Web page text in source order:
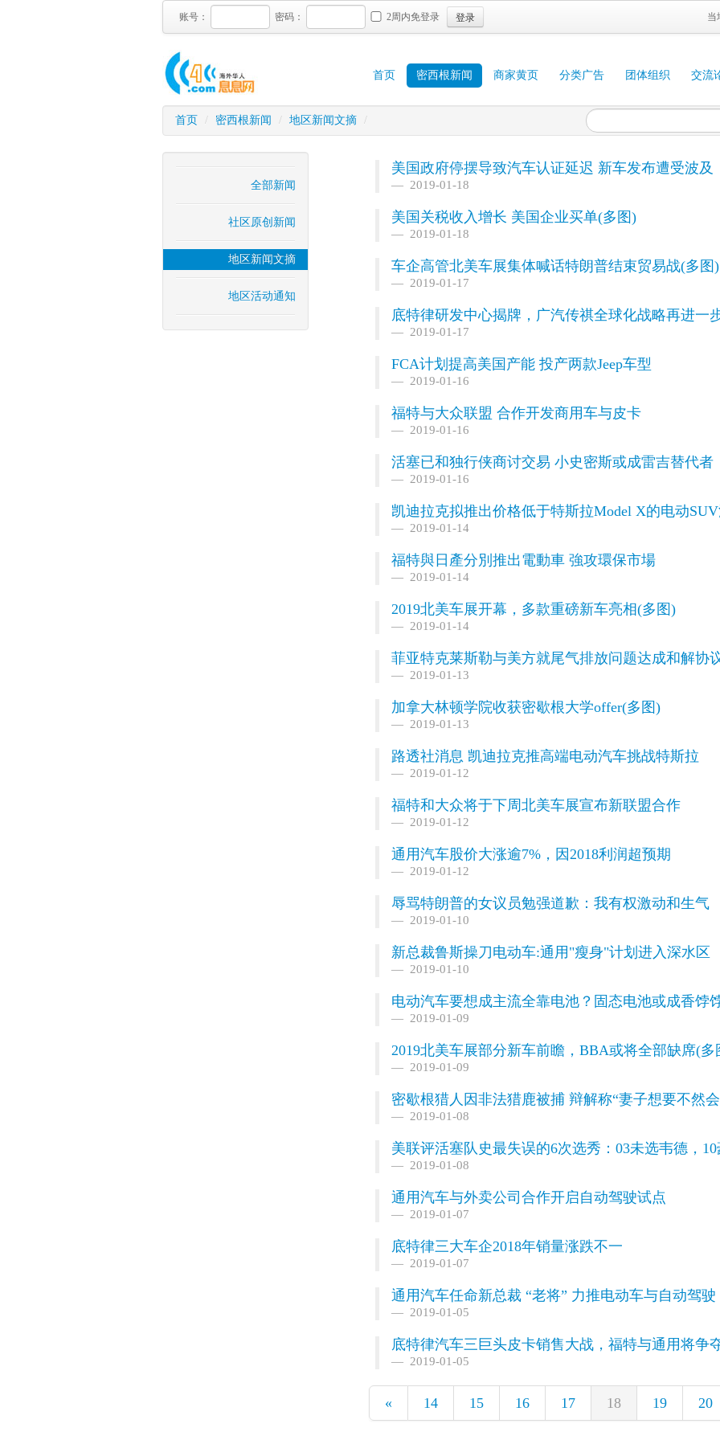
账号： 密码： 2周内免登录 登录 当
首页 密西根新闻 商家黄页 分类广告 团体组织 交流
首页 / 密西根新闻 / 地区新闻文摘 /
全部新闻
社区原创新闻
地区新闻文摘
地区活动通知
美国政府停摆导致汽车认证延迟 新车发布遭受波及
2019-01-18
美国关税收入增长 美国企业买单(多图)
2019-01-18
车企高管北美车展集体喊话特朗普结束贸易战(多图)
2019-01-17
底特律研发中心揭牌，广汽传祺全球化战略再进一
2019-01-17
FCA计划提高美国产能 投产两款Jeep车型
2019-01-16
福特与大众联盟 合作开发商用车与皮卡
2019-01-16
活塞已和独行侠商讨交易 小史密斯或成雷吉替代者
2019-01-16
凯迪拉克拟推出价格低于特斯拉Model X的电动
2019-01-14
福特與日產分別推出電動車 強攻環保市場
2019-01-14
2019北美车展开幕，多款重磅新车亮相(多图)
2019-01-14
菲亚特克莱斯勒与美方就尾气排放问题达成和解协
2019-01-13
加拿大林顿学院收获密歇根大学offer(多图)
2019-01-13
路透社消息 凯迪拉克推高端电动汽车挑战特斯拉
2019-01-12
福特和大众将于下周北美车展宣布新联盟合作
2019-01-12
通用汽车股价大涨逾7%，因2018利润超预期
2019-01-12
辱骂特朗普的女议员勉强道歉：我有权激动和生气
2019-01-10
新总裁鲁斯操刀电动车:通用"瘦身"计划进入深水区
2019-01-10
电动汽车要想成主流全靠电池？固态电池或成香饽
2019-01-09
2019北美车展部分新车前瞻，BBA或将全部缺席(多
2019-01-09
密歇根猎人因非法猎鹿被捕 辩解称“妻子想要不然
2019-01-08
美联评活塞队史最失误的6次选秀：03未选韦德，
2019-01-08
通用汽车与外卖公司合作开启自动驾驶试点
2019-01-07
底特律三大车企2018年销量涨跌不一
2019-01-07
通用汽车任命新总裁 “老将” 力推电动车与自动驾驶
2019-01-05
底特律汽车三巨头皮卡销售大战，福特与通用将争
2019-01-05
« 14 15 16 17 18 19 20